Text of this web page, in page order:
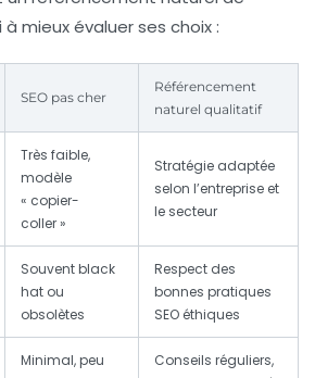
mieux évaluer ses choix :
SEO pas cher
Référencement
naturel qualitatif
Très faible,
modèle
« copier-
coller »
Stratégie adaptée
selon l’entreprise et
le secteur
Souvent black
hat ou
obsolètes
Respect des
bonnes pratiques
SEO éthiques
Minimal, peu
Conseils réguliers,